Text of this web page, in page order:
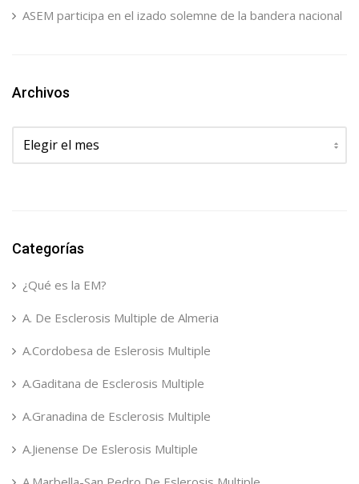
ASEM participa en el izado solemne de la bandera nacional
Archivos
Archivos
Categorías
¿Qué es la EM?
A. De Esclerosis Multiple de Almeria
A.Cordobesa de Eslerosis Multiple
A.Gaditana de Esclerosis Multiple
A.Granadina de Esclerosis Multiple
A.Jienense De Eslerosis Multiple